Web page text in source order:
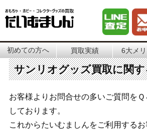
初めての方へ 買取実績 6大メリ
サンリオグッズ買取に関
お客様よりお問合せの多いご質問を
しております。
これからたいむましんをご利用する